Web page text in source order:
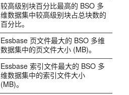
较高级别块百分比最高的 BSO 多
维数据集中较高级别块占总块数的
百分比。
Essbase 页文件最大的 BSO 多维
数据集中的页文件大小 (MB)。
Essbase 索引文件最大的 BSO 多
维数据集中的索引文件大小
(MB)。